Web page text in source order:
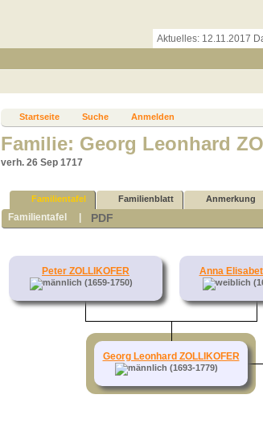
Aktuelles: 12.11.2017
Startseite Suche Anmelden
Familie: Georg Leonhard
verh. 26 Sep 1717
Familientafel Familienblatt Anmerkung
Familientafel PDF
Peter ZOLLIKOFER
(1659-1750)
Anna
Georg Leonhard ZOLLIKOFER
(1693-1779)